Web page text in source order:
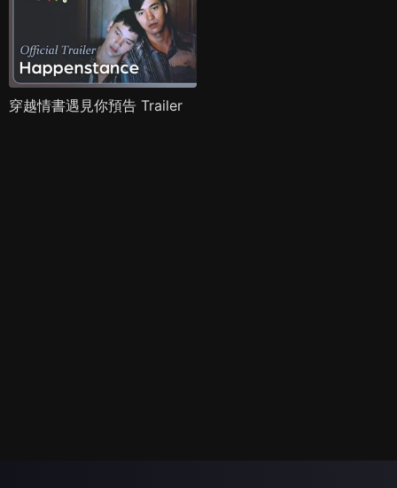
穿越情書遇見你預告 Trailer